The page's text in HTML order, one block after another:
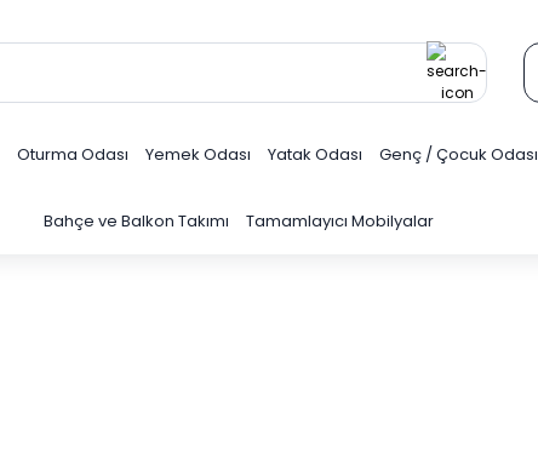
Oturma Odası Yemek Odası Yatak Odası Genç / Çocuk Odası
Bahçe ve Balkon Takımı Tamamlayıcı Mobilyalar